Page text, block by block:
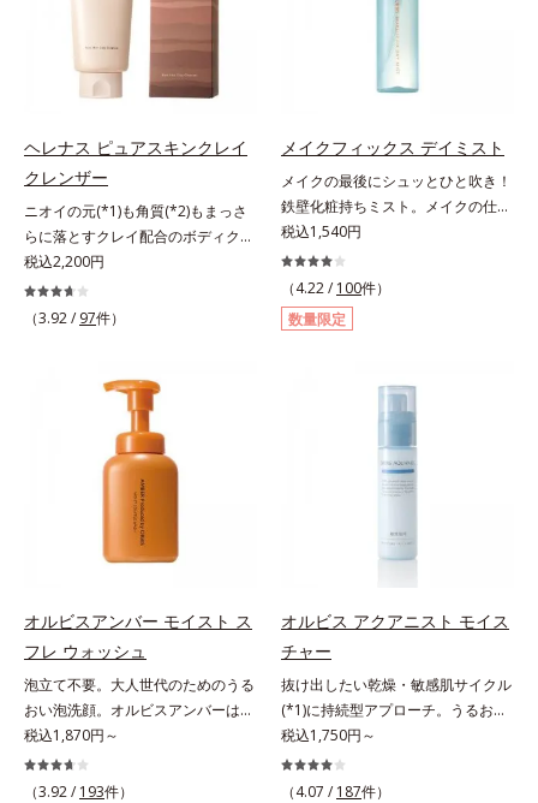
キンフィットカラー成分（酸化チタ
ン、酸化鉄、ステアロイルグルタミ
ン酸2Na）配合＝自然な仕上がりで
肌悩みをカバーする粉体*2 角層ま
させる設計のこと
成分(*5)も配合。しっとり感をキー
プし、ぷるんとした唇に。さっとひ
と塗りするだけで、くすみやすい大
人の肌に血色感を与え、唇を自然に
効果による*2 水添ポリイソブテン
*3 色みのこと*4 トリエトキシカプ
リリルシラン配合＝保湿成分*5 ス
クワラン、ヒアルロン酸Na、加水
分解コラーゲン
ローチして、乾燥などの外的刺激か
ら守り抜き、ダメージ(*2)を立て直
し(*3)ます。お風呂でシャンプー後
に適量を髪になじませ、置き時間は
軽さで、毛先までするんっとまとま
おうツヤ髪を叶えます。*1 毛髪補
修成分（イソステアリン酸、イソス
テアロイル加水分解コラーゲン、イ
ソステアロイル加水分解シルク、ス
フィンゴ糖脂質、トコフェロール、
グリセリン、糖脂質、BG、イソス
加水分解シルク、スフィンゴ糖脂
質、トコフェロール、グリセリン、
ヒアルロン酸ヒドロキシプロピルト
リモニウム、フェノキシエタノー
ル）*2 髪の乾燥、乾燥によるパサ
ヘレナス ピュアスキンクレイ
クレンザー
ニオイの元(*1)も角質(*2)もまっさ
らに落とすクレイ配合のボディクレ
ンザー。「へレナス」は、スキンケ
アに強みのあるオルビスとフレグラ
ンスを愛するセントピアによる共同
(*2)もまっさらにオフするボディク
レンザーです。気になるニオイ、ご
わつきの元となるのは、皮脂と古い
角質。汚れの吸着力が強い3種のク
レイ配合(*3)で、皮脂や古い角質、
毛穴汚れまでスッキリ落として、ず
っと触れていたくなるような、しっ
とりうるおったなめらかな素肌に整
のニオイや角質が気になる部位に、
週2～3回を目安にお使いいただけ
る、スペシャルボディケアアイテム
です。落ち着きと深みを感じさせ
る、ウッディの香り。*1 ニオイの
元となる汚れ *2 古い角質 *3 レ
ッドクレイ（イライト、カオリン）
配合＝古い角質をからめとる洗浄成
税込2,200円
（3.92 / 97件）
メイクフィックス デイミスト
メイクの最後にシュッとひと吹き！
鉄壁化粧持ちミスト。メイクの仕上
げにシュッとひと吹き。肌とメイク
の密着感をピタッと高め、メイクく
ずれを防ぎ、化粧持ちをアップさせ
るミストタイプの化粧水です。くず
れ防止成分(*1)を含む層と美容成分
振って混ぜると、美容成分がくずれ
防止成分を包み込み、メイクの上に
汗・水・皮脂をはじきながら、美容
成分がうるおいをキープ。Wの機能
さらに保湿成分配合でうるおい感が
続き、エアコンなどによる乾燥も防
ぎます。*1 トリメチルシロキシケ
イ酸、ジメチコン配合＝汗や水、皮
脂をはじき、メイクくずれを防ぐ成
分*2 オリーブ葉エキス、ゴレンシ
葉エキス、加水分解ヒアルロン酸、
異性化糖配合＝保湿成分【ご使用方
法】2層タイプなので、必ず容器を
よく振ってからお使いください。メ
イクの仕上げに、顔から20cm程度
税込1,540円
（4.22 / 100件）
数量限定
オルビスアンバー モイスト ス
フレ ウォッシュ
泡立て不要。大人世代のためのうる
おい泡洗顔。オルビスアンバーは、
いつも⾃然体で美しくありたいと願
う⼤⼈世代に寄り添うブランドで
す。年齢印象研究に基づいた肌サイ
税込1,870円～
（3.92 / 193件）
オルビス アクアニスト モイス
チャー
抜け出したい乾燥・敏感肌サイクル
(*1)に持続型アプローチ。うるおい
を追求した敏感肌用保湿スキンケア
(*2)。うるおいを逃し、刺激を受け
やすい角層の“乾燥敏感スランプ
税込1,750円～
（4.07 / 187件）